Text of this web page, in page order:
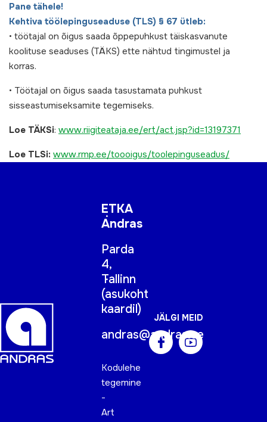
Pane tähele!
Kehtiva töölepinguseaduse (TLS) § 67 ütleb:
• töötajal on õigus saada õppepuhkust täiskasvanute
koolituse seaduses (TÄKS) ette nähtud tingimustel ja
korras.
• Töötajal on õigus saada tasustamata puhkust
sisseastumiseksamite tegemiseks.
Loe TÄKSi: www.riigiteataja.ee/ert/act.jsp?id=13197371
Loe TLSi: www.rmp.ee/toooigus/toolepinguseadus/
ETKA
Andras
Parda
4,
Tallinn
(asukoht
kaardil)
andras@andras.ee
Kodulehe
tegemine
-
Art
JÄLGI MEID